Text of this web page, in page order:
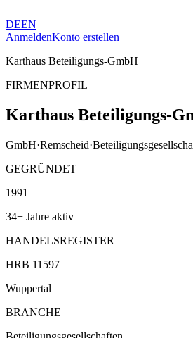
DEEN
AnmeldenKonto erstellen
Karthaus Beteiligungs-GmbH
FIRMENPROFIL
Karthaus Beteiligungs-
GmbH·Remscheid·
GEGRÜNDET
1991
34+ Jahre aktiv
HANDELSREGISTER
HRB 11597
Wuppertal
BRANCHE